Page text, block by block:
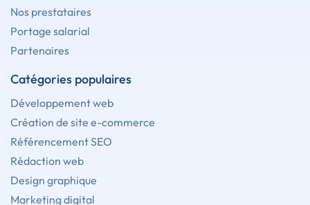
Nos prestataires
Portage salarial
Partenaires
Catégories populaires
Développement web
Création de site e-commerce
Référencement SEO
Rédaction web
Design graphique
Marketing digital